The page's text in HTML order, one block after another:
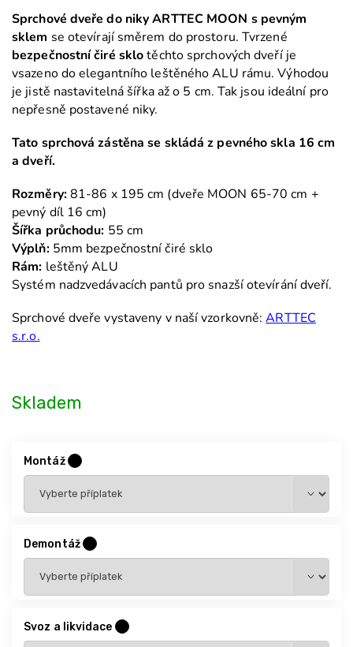
Skladem
Montáž
Demontáž
Svoz a likvidace
Sprchové dveře do niky ARTTEC MOON s pevným
sklem se otevírají směrem do prostoru. Tvrzené
bezpečnostní čiré sklotěchto sprchových dveří je
vsazeno do elegantního leštěného ALU rámu. Výhodou
je jistě nastavitelná šířka až o 5 cm. Tak jsou ideální pro
nepřesně postavené niky.
Tato sprchová zástěna se skládá z pevného skla 16 cm
a dveří.
Rozměry:81-86 x 195 cm (dveře MOON 65-70 cm +
pevný díl 16 cm)
Šířka průchodu: 55 cm
Výplň: 5mm bezpečnostní čiré sklo
Rám: leštěný ALU
Systém nadzvedávacích pantů pro snazší otevírání dveří.
Sprchové dveře vystaveny v naší vzorkovně:ARTTEC
s.r.o.